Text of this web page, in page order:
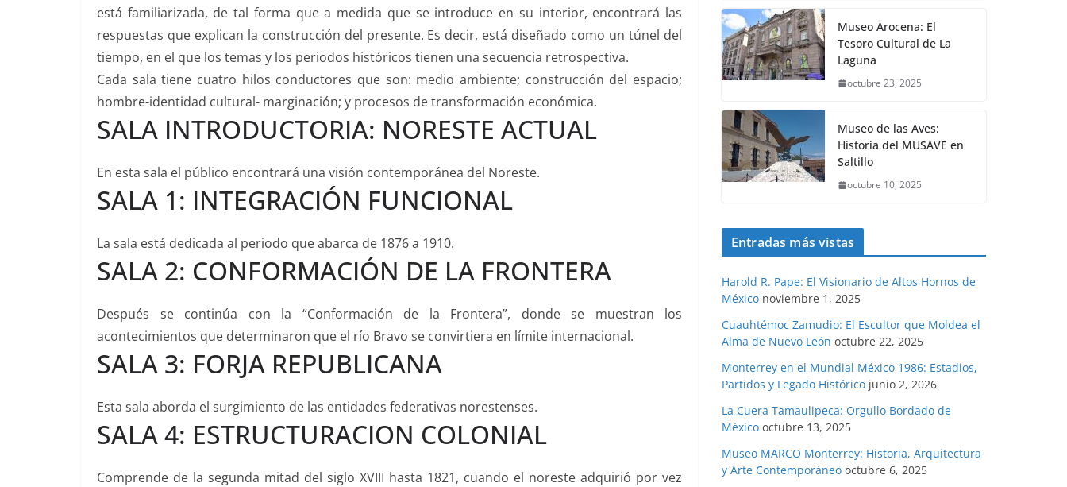
está familiarizada, de tal forma que a medida que se introduce en su interior, encontrará las
respuestas que explican la construcción del presente. Es decir, está diseñado como un túnel del
tiempo, en el que los temas y los periodos históricos tienen una secuencia retrospectiva.
Cada sala tiene cuatro hilos conductores que son: medio ambiente; construcción del espacio;
hombre-identidad cultural- marginación; y procesos de transformación económica.
SALA INTRODUCTORIA: NORESTE ACTUAL
En esta sala el público encontrará una visión contemporánea del Noreste.
SALA 1: INTEGRACIÓN FUNCIONAL
La sala está dedicada al periodo que abarca de 1876 a 1910.
SALA 2: CONFORMACIÓN DE LA FRONTERA
Después se continúa con la “Conformación de la Frontera”, donde se muestran los
acontecimientos que determinaron que el río Bravo se convirtiera en límite internacional.
SALA 3: FORJA REPUBLICANA
Esta sala aborda el surgimiento de las entidades federativas norestenses.
SALA 4: ESTRUCTURACION COLONIAL
Comprende de la segunda mitad del siglo XVIII hasta 1821, cuando el noreste adquirió por vez
Museo Arocena: El
Tesoro Cultural de La
Laguna
octubre 23, 2025
Museo de las Aves:
Historia del MUSAVE en
Saltillo
octubre 10, 2025
Entradas más vistas
Harold R. Pape: El Visionario de Altos Hornos de
México noviembre 1, 2025
Cuauhtémoc Zamudio: El Escultor que Moldea el
Alma de Nuevo León octubre 22, 2025
Monterrey en el Mundial México 1986: Estadios,
Partidos y Legado Histórico junio 2, 2026
La Cuera Tamaulipeca: Orgullo Bordado de
México octubre 13, 2025
Museo MARCO Monterrey: Historia, Arquitectura
y Arte Contemporáneo octubre 6, 2025